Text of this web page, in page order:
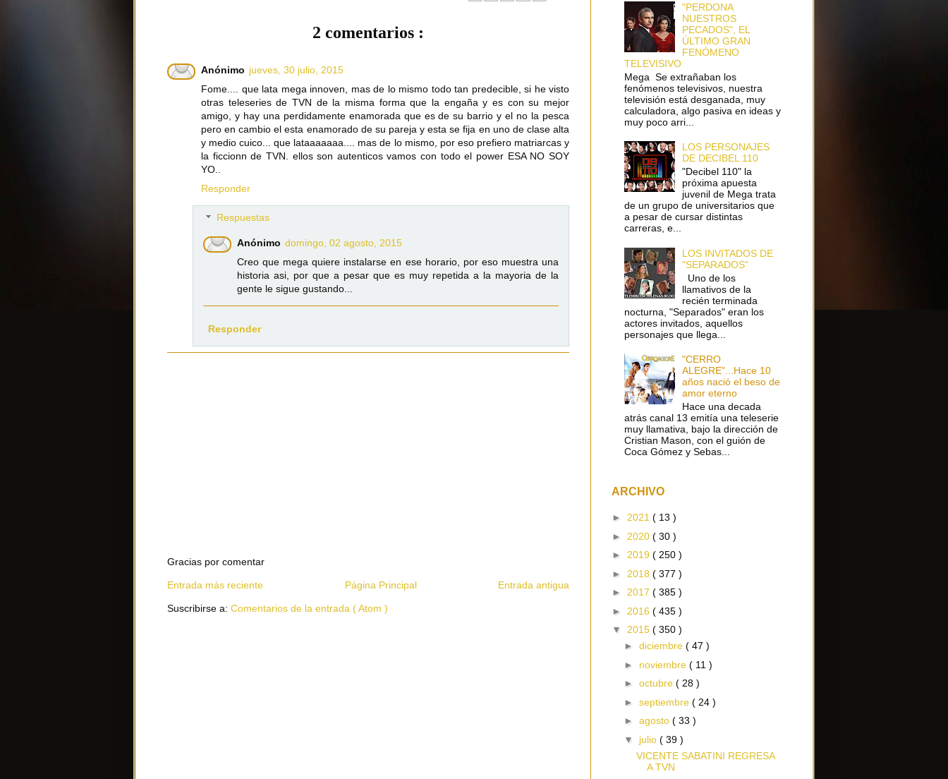
2 comentarios :
Anónimo jueves, 30 julio, 2015
Fome.... que lata mega innoven, mas de lo mismo todo tan predecible, si he visto
otras teleseries de TVN de la misma forma que la engaña y es con su mejor
amigo, y hay una perdidamente enamorada que es de su barrio y el no la pesca
pero en cambio el esta enamorado de su pareja y esta se fija en uno de clase alta
y medio cuico... que lataaaaaaa.... mas de lo mismo, por eso prefiero matriarcas y
la ficcionn de TVN. ellos son autenticos vamos con todo el power ESA NO SOY
YO..
Responder
Respuestas
Anónimo domingo, 02 agosto, 2015
Creo que mega quiere instalarse en ese horario, por eso muestra una
historia asi, por que a pesar que es muy repetida a la mayoria de la
gente le sigue gustando...
Responder
Gracias por comentar
Entrada más reciente Entrada antigua
Página Principal
Suscribirse a: Comentarios de la entrada ( Atom )
"PERDONA
NUESTROS
PECADOS", EL
ÚLTIMO GRAN
FENÓMENO
TELEVISIVO
Mega Se extrañaban los
fenómenos televisivos, nuestra
televisión está desganada, muy
calculadora, algo pasiva en ideas y
muy poco arri...
LOS PERSONAJES
DE DECIBEL 110
"Decibel 110" la
próxima apuesta
juvenil de Mega trata
de un grupo de universitarios que
a pesar de cursar distintas
carreras, e...
LOS INVITADOS DE
"SEPARADOS"
Uno de los
llamativos de la
recién terminada
nocturna, "Separados" eran los
actores invitados, aquellos
personajes que llega...
"CERRO
ALEGRE"...Hace 10
años nació el beso de
amor eterno
Hace una decada
atrás canal 13 emitía una teleserie
muy llamativa, bajo la dirección de
Cristian Mason, con el guión de
Coca Gómez y Sebas...
ARCHIVO
► 2021 ( 13 )
► 2020 ( 30 )
► 2019 ( 250 )
► 2018 ( 377 )
► 2017 ( 385 )
► 2016 ( 435 )
▼ 2015 ( 350 )
► diciembre ( 47 )
► noviembre ( 11 )
► octubre ( 28 )
► septiembre ( 24 )
► agosto ( 33 )
▼ julio ( 39 )
VICENTE SABATINI REGRESA
A TVN